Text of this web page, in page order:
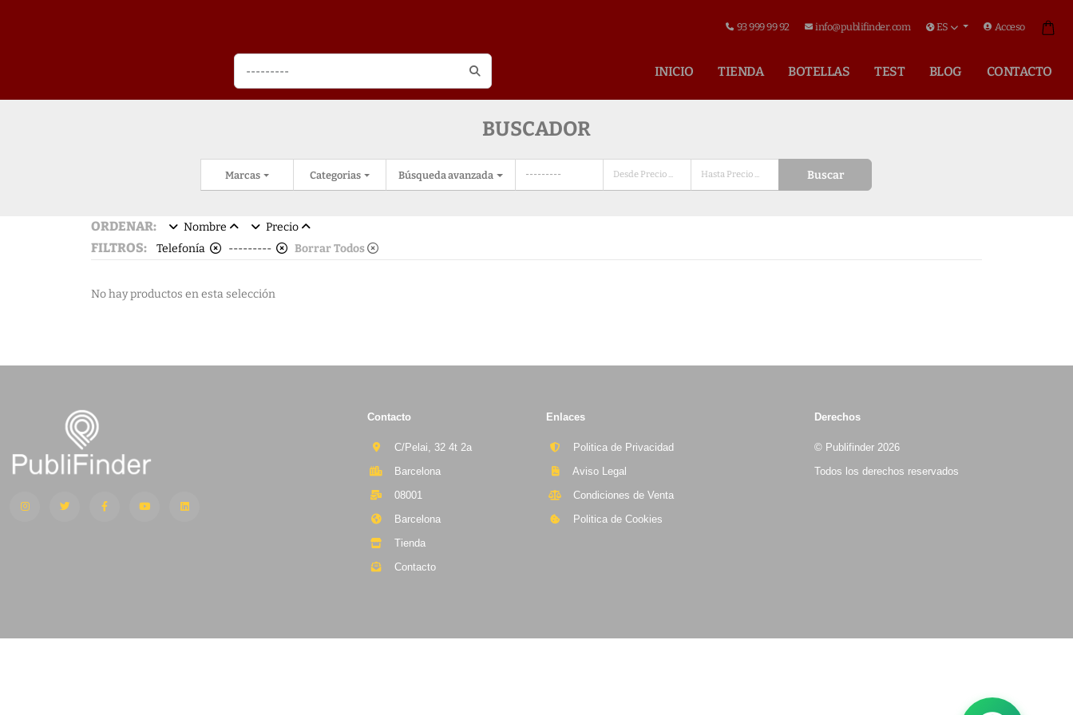
93 999 99 92 info@publifinder.com ES Acceso
INICIO TIENDA BOTELLAS TEST BLOG CONTACTO
BUSCADOR
Categorias
Marcas Búsqueda avanzada Buscar
ORDENAR: Nombre Precio
FILTROS: Telefonía --------- Borrar Todos
No hay productos en esta selección
Contacto
C/Pelai, 32 4t 2a
Barcelona
08001
Barcelona
Tienda
Contacto
Enlaces
Politica de Privacidad
Aviso Legal
Condiciones de Venta
Politica de Cookies
Derechos
© Publifinder 2026
Todos los derechos reservados